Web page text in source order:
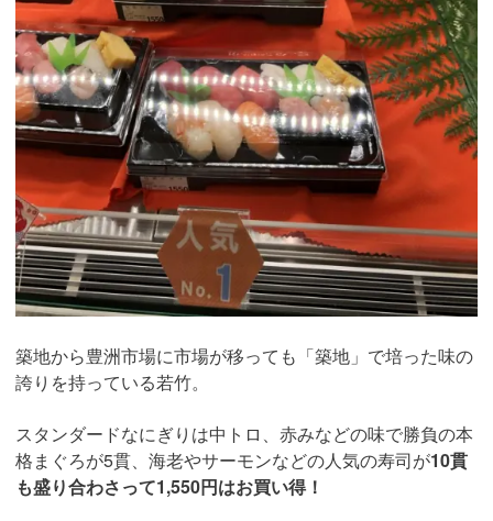
築地から豊洲市場に市場が移っても「築地」で培った味の
誇りを持っている若竹。
スタンダードなにぎりは中トロ、赤みなどの味で勝負の本
格まぐろが5貫、海老やサーモンなどの人気の寿司が10貫
も盛り合わさって1,550円はお買い得！